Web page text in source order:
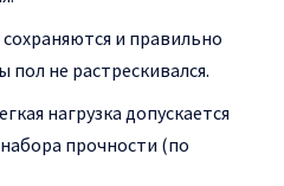
и правильно
пол не растрескивался.
нагрузка допускается
прочности (по